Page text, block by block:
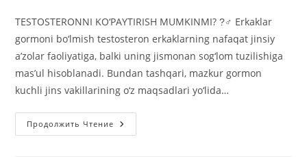
TЕSTOSTЕRONNI KO‘PAYTIRISH MUMKINMI? ?‍♂ Erkaklar
gormoni bo‘lmish testosteron erkaklarning nafaqat jinsiy
a’zolar faoliyatiga, balki uning jismonan sog‘lom tuzilishiga
mas’ul hisoblanadi. Bundan tashqari, mazkur gormon
kuchli jins vakillarining o‘z maqsadlari yo‘lida…
Продолжить Чтение TЕSTOSTЕRONNI
KO‘PAYTIRISH